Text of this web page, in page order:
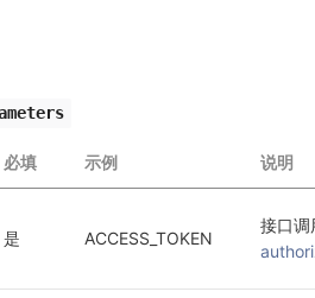
必填 示例 说明
是 ACCESS_TOKEN
接口调